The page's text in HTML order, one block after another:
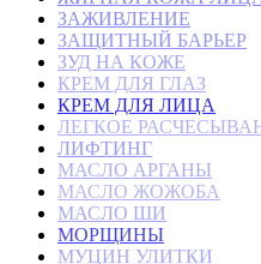
ЗАЖИВЛЕНИЕ
ЗАЩИТНЫЙ БАРЬЕР
ЗУД НА КОЖЕ
КРЕМ ДЛЯ ГЛАЗ
КРЕМ ДЛЯ ЛИЦА
ЛЕГКОЕ
ЛИФТИНГ
МАСЛО АРГАНЫ
МАСЛО ЖОЖОБА
МАСЛО ШИ
МОРЩИНЫ
МУЦИН УЛИТКИ